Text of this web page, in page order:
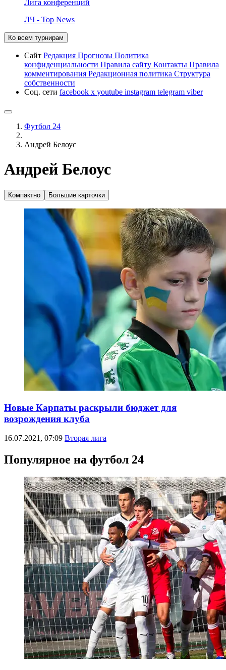
Лига конференций
ЛЧ - Top News
Ко всем турнирам
Сайт Редакция Прогнозы Политика
конфиденциальности Правила сайту Контакты Правила
комментирования Редакционная политика Структура
собственности
Соц. сети facebook x youtube instagram telegram viber
Футбол 24
Андрей Белоус
Андрей Белоус
Компактно Большие карточки
Новые Карпаты раскрыли бюджет для
возрождения клуба
16.07.2021, 07:09 Вторая лига
Популярное на футбол 24